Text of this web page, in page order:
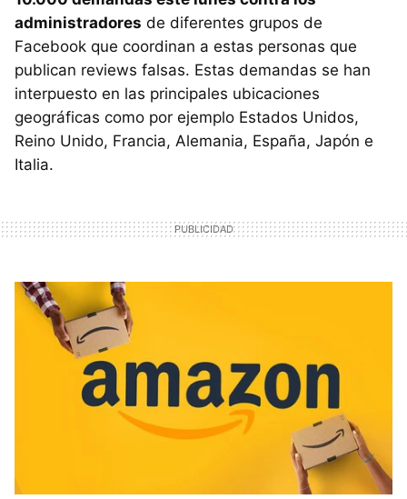
administradores de diferentes grupos de
Facebook que coordinan a estas personas que
publican reviews falsas. Estas demandas se han
interpuesto en las principales ubicaciones
geográficas como por ejemplo Estados Unidos,
Reino Unido, Francia, Alemania, España, Japón e
Italia.